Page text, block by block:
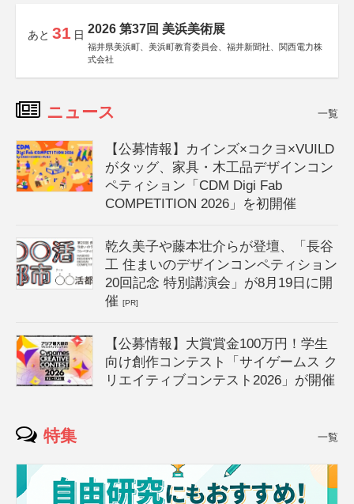
あと 31 日 2026 第37回 美浜美術展
福井県美浜町、美浜町教育委員会、福井新聞社、関西電力株
式会社
ニュース 一覧
【公募情報】カインズ×コクヨ×VUILD
がタッグ、家具・木工品デザインコン
ペティション「CDM Digi Fab
COMPETITION 2026」を初開催
乾久美子や藤本壮介らが登壇、「長谷
工 住まいのデザインコンペティション
20回記念 特別講演会」が8月19日に開
催[PR]
【公募情報】大賞賞金100万円！学生
向け創作コンテスト「サイゲームス ク
リエイティブコンテスト2026」が開催
特集 一覧